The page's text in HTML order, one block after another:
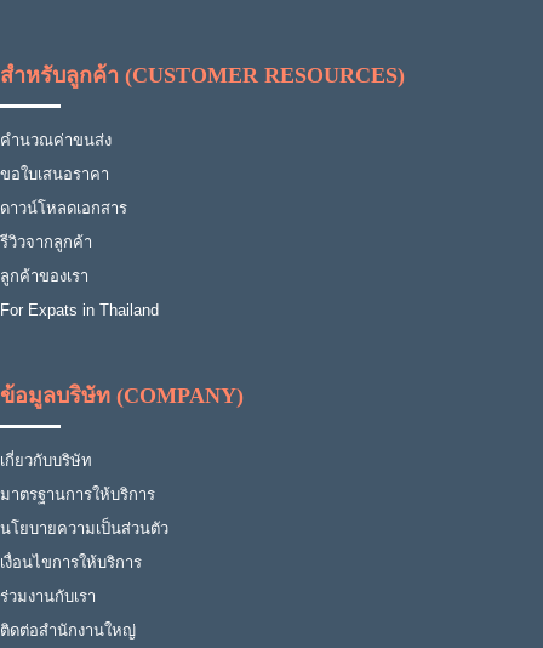
สำหรับลูกค้า (CUSTOMER RESOURCES)
คำนวณค่าขนส่ง
ขอใบเสนอราคา
ดาวน์โหลดเอกสาร
รีวิวจากลูกค้า
ลูกค้าของเรา
For Expats in Thailand
ข้อมูลบริษัท (COMPANY)
เกี่ยวกับบริษัท
มาตรฐานการให้บริการ
นโยบายความเป็นส่วนตัว
เงื่อนไขการให้บริการ
ร่วมงานกับเรา
ติดต่อสำนักงานใหญ่